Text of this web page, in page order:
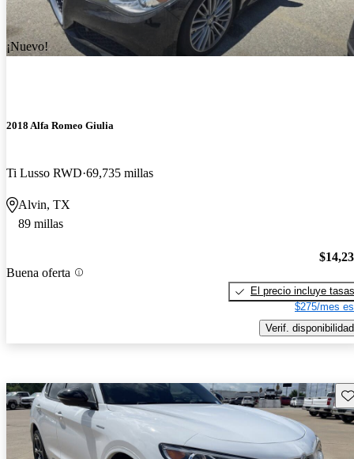
¡Nuevo!
2018 Alfa Romeo Giulia
Ti Lusso RWD 69,735 millas
Alvin, TX
89 millas
Buena oferta
El precio incluye tasas
$275/mes
Verif. disponibilidad